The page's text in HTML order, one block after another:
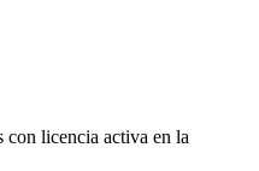
con licencia activa en la